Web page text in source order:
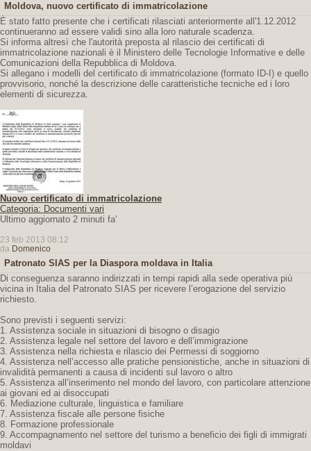
Moldova, nuovo certificato di immatricolazione
È stato fatto presente che i certificati rilasciati anteriormente all'1.12.2012
continueranno ad essere validi sino alla loro naturale scadenza.
Si informa altresì che l'autorità preposta al rilascio dei certificati di
immatricolazione nazionali è il Ministero delle Tecnologie Informative e delle
Comunicazioni della Repubblica di Moldova.
Si allegano i modelli del certificato di immatricolazione (formato ID-I) e quello
provvisorio, nonché la descrizione delle caratteristiche tecniche ed i loro
elementi di sicurezza.
Nuovo certificato di immatricolazione
Categoria: Documenti vari
Ultimo aggiornato 2 minuti fa'
23 feb 2013 08:12
da Domenico
Patronato SIAS per la Diaspora moldava in Italia
Di conseguenza saranno indirizzati in tempi rapidi alla sede operativa più
vicina in Italia del Patronato SIAS per ricevere l’erogazione del servizio
richiesto.
Sono previsti i seguenti servizi:
1. Assistenza sociale in situazioni di bisogno o disagio
2. Assistenza legale nel settore del lavoro e dell’immigrazione
3. Assistenza nella richiesta e rilascio dei Permessi di soggiorno
4. Assistenza nell’accesso alle pratiche pensionistiche, anche in situazioni di
invalidità permanenti a causa di incidenti sul lavoro o altro
5. Assistenza all’inserimento nel mondo del lavoro, con particolare attenzione
ai giovani ed ai disoccupati
6. Mediazione culturale, linguistica e familiare
7. Assistenza fiscale alle persone fisiche
8. Formazione professionale
9. Accompagnamento nel settore del turismo a beneficio dei figli di immigrati
moldavi